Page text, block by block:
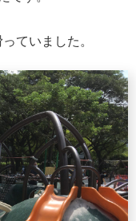
ていました。